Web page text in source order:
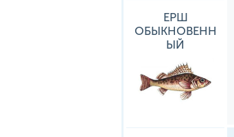
ЕРШ
ОБЫКНОВЕНН
ЫЙ